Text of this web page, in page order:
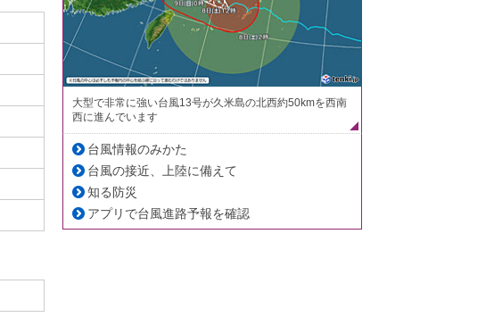
大型で非常に強い台風13号が久米島の北西約50kmを西南
西に進んでいます
台風情報のみかた
台風の接近、上陸に備えて
知る防災
アプリで台風進路予報を確認